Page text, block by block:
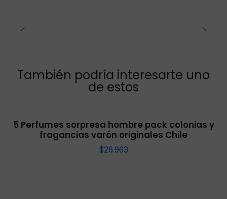
También podría interesarte uno
de estos
5 Perfumes sorpresa hombre pack colonias y
fragancias varón originales Chile
$26.963